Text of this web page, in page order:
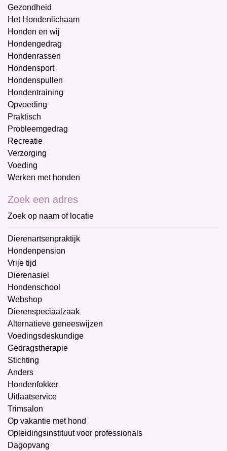
Gezondheid
Het Hondenlichaam
Honden en wij
Hondengedrag
Hondenrassen
Hondensport
Hondenspullen
Hondentraining
Opvoeding
Praktisch
Probleemgedrag
Recreatie
Verzorging
Voeding
Werken met honden
Zoek een adres
Zoek op naam of locatie
Dierenartsenpraktijk
Hondenpension
Vrije tijd
Dierenasiel
Hondenschool
Webshop
Dierenspeciaalzaak
Alternatieve geneeswijzen
Voedingsdeskundige
Gedragstherapie
Stichting
Anders
Hondenfokker
Uitlaatservice
Trimsalon
Op vakantie met hond
Opleidingsinstituut voor professionals
Dagopvang